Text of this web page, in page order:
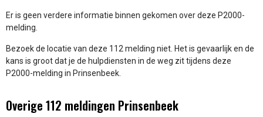
Er is geen verdere informatie binnen gekomen over deze P2000-
melding.
Bezoek de locatie van deze 112 melding niet. Het is gevaarlijk en de
kans is groot dat je de hulpdiensten in de weg zit tijdens deze
P2000-melding in Prinsenbeek.
Overige 112 meldingen Prinsenbeek